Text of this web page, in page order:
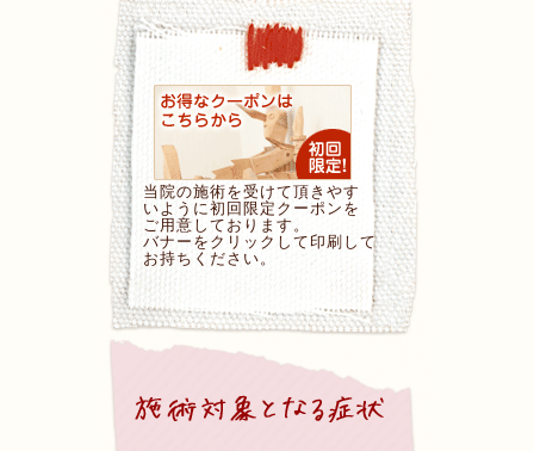
当院の施術を受けて頂きやす
いように初回限定クーポンを
ご用意しております。
バナーをクリックして印刷して
お持ちください。